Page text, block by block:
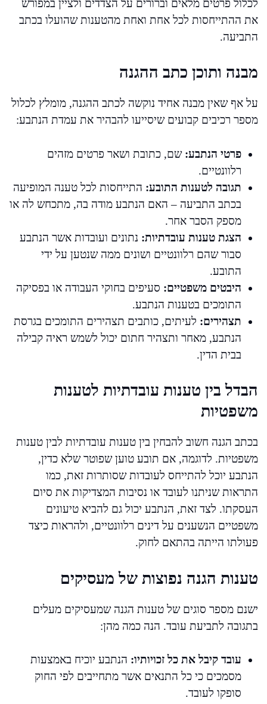
לכלול פרטים מלאים וברורים על הצדדים ולציין במפורש
את ההתייחסות לכל אחת ואחת מהטענות שהועלו בכתב
התביעה.
מבנה ותוכן כתב ההגנה
על אף שאין מבנה אחיד נוקשה לכתב ההגנה, מומלץ לכלול
מספר רכיבים קבועים שיסייעו להבהיר את עמדת הנתבע:
פרטי הנתבע: שם, כתובת ושאר פרטים מזהים
רלוונטיים.
תגובה לטענות התובע: התייחסות לכל טענה המופיעה
בכתב התביעה – האם הנתבע מודה בה, מתכחש לה או
מספק הסבר אחר.
הצגת טענות עובדתיות: נתונים ועובדות אשר הנתבע
סבור שהם רלוונטיים ושונים ממה שנטען על ידי
התובע.
היבטים משפטיים: סעיפים בחוקי העבודה או בפסיקה
התומכים בטענות הנתבע.
תצהירים: לעיתים, כותבים תצהירים התומכים בגרסת
הנתבע, מאחר ותצהיר חתום יכול לשמש ראיה קבילה
בבית הדין.
הבדל בין טענות עובדתיות לטענות
משפטיות
בכתב הגנה חשוב להבחין בין טענות עובדתיות לבין טענות
משפטיות. לדוגמה, אם תובע טוען שפוטר שלא כדין,
הנתבע יוכל להתייחס לעובדות שסותרות זאת, כמו
התראות שניתנו לעובד או נסיבות המצדיקות את סיום
העסקתו. לצד זאת, הנתבע יכול גם להביא טיעונים
משפטיים הנשענים על דינים רלוונטיים, ולהראות כיצד
פעולתו הייתה בהתאם לחוק.
טענות הגנה נפוצות של מעסיקים
ישנם מספר סוגים של טענות הגנה שמעסיקים מעלים
בתגובה לתביעת עובד. הנה כמה מהן:
עובד קיבל את כל זכויותיו: הנתבע יוכיח באמצעות
מסמכים כי כל התנאים אשר מתחייבים לפי החוק
סופקו לעובד.